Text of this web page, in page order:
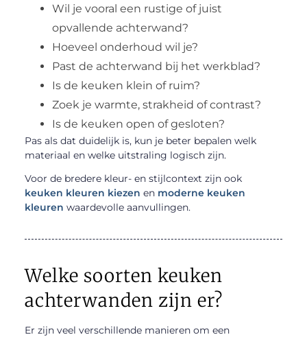
Wil je vooral een rustige of juist
opvallende achterwand?
Hoeveel onderhoud wil je?
Past de achterwand bij het werkblad?
Is de keuken klein of ruim?
Zoek je warmte, strakheid of contrast?
Is de keuken open of gesloten?
Pas als dat duidelijk is, kun je beter bepalen welk
materiaal en welke uitstraling logisch zijn.
Voor de bredere kleur- en stijlcontext zijn ook
keuken kleuren kiezen en moderne keuken
kleuren waardevolle aanvullingen.
Welke soorten keuken
achterwanden zijn er?
Er zijn veel verschillende manieren om een